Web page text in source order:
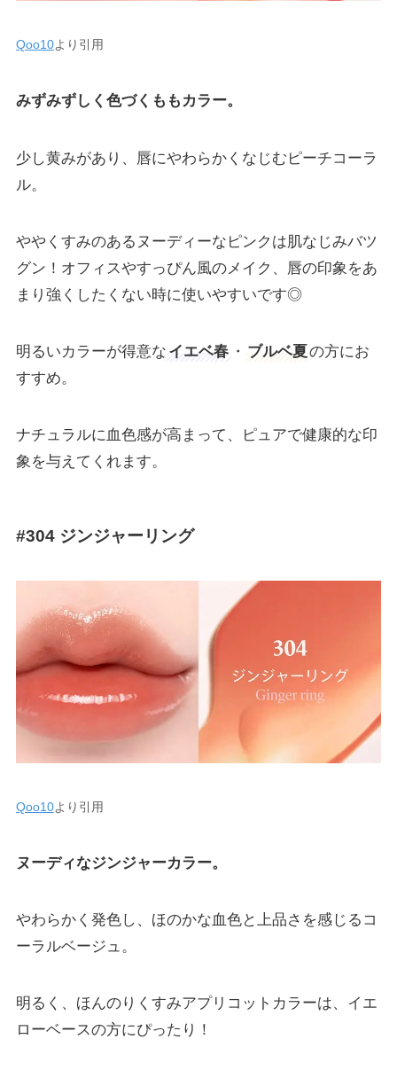
Qoo10より引用
みずみずしく色づくももカラー。
少し黄みがあり、唇にやわらかくなじむピーチコーラ
ル。
ややくすみのあるヌーディーなピンクは肌なじみバツ
グン！オフィスやすっぴん風のメイク、唇の印象をあ
まり強くしたくない時に使いやすいです◎
明るいカラーが得意な イエベ春 ・ ブルベ夏の方にお
すすめ。
ナチュラルに血色感が高まって、ピュアで健康的な印
象を与えてくれます。
#304 ジンジャーリング
Qoo10より引用
ヌーディなジンジャーカラー。
やわらかく発色し、ほのかな血色と上品さを感じるコ
ーラルベージュ。
明るく、ほんのりくすみアプリコットカラーは、イエ
ローベースの方にぴったり！